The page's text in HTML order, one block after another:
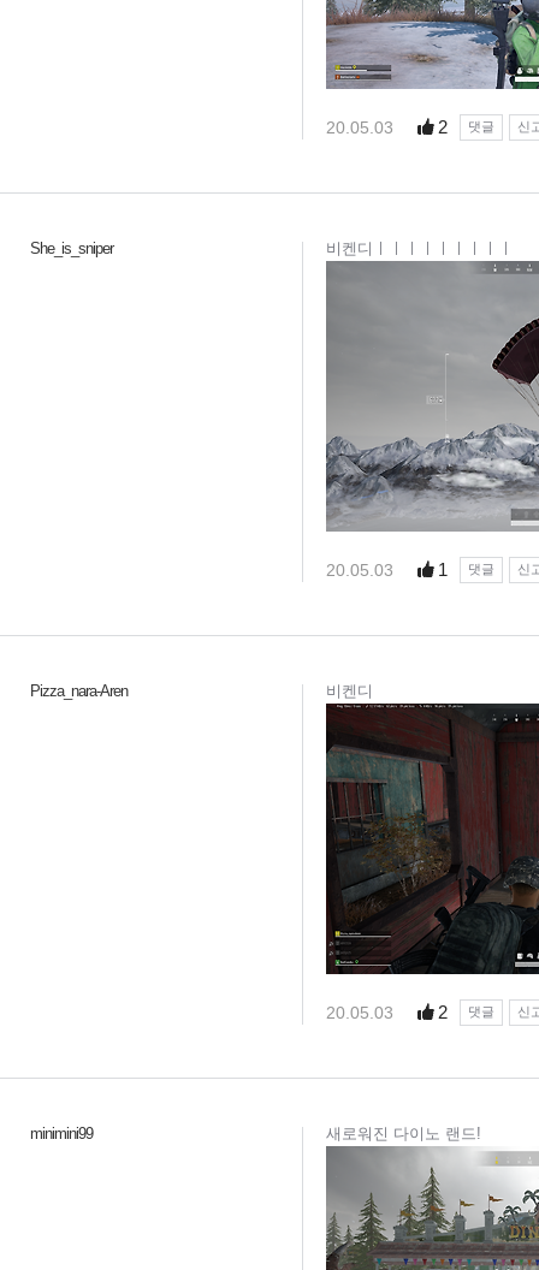
20.05.03 2 댓글 신
She_is_sniper 비켄디ㅣㅣㅣㅣㅣㅣㅣㅣㅣ
20.05.03 1 댓글 신
Pizza_nara-Aren 비켄디
20.05.03 2 댓글 신
minimini99 새로워진 다이노 랜드!